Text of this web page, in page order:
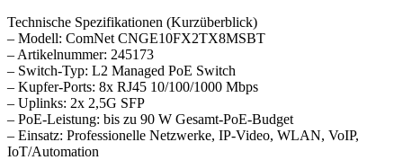
Technische Spezifikationen (Kurzüberblick)
– Modell: ComNet CNGE10FX2TX8MSBT
– Artikelnummer: 245173
– Switch-Typ: L2 Managed PoE Switch
– Kupfer-Ports: 8x RJ45 10/100/1000 Mbps
– Uplinks: 2x 2,5G SFP
– PoE-Leistung: bis zu 90 W Gesamt-PoE-Budget
– Einsatz: Professionelle Netzwerke, IP-Video, WLAN, VoIP,
IoT/Automation